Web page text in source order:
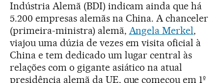
Indústria Alemã (BDI) indicam ainda que há
5.200 empresas alemãs na China. A chanceler
(primeira-ministra) alemã, Angela Merkel,
viajou uma dúzia de vezes em visita oficial à
China e tem dedicado um lugar central às
relações com o gigante asiático na atual
presidência alemã da UE, que começou em 1º